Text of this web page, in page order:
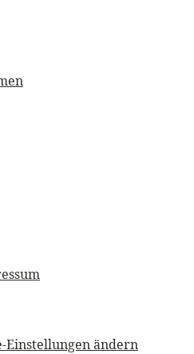
Einstellungen ändern